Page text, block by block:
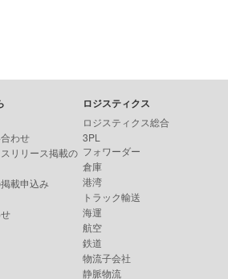
わせ
リリース掲載の
載申込み
ロジスティクス
ロジスティクス総合
3PL
フォワーダー
倉庫
港湾
トラック輸送
海運
航空
鉄道
物流子会社
静脈物流